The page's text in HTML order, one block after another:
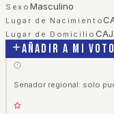
Sexo Masculino
Lugar de Nacimiento
Lugar de Domicilio
Añadir a mi voto
Senador regional: solo